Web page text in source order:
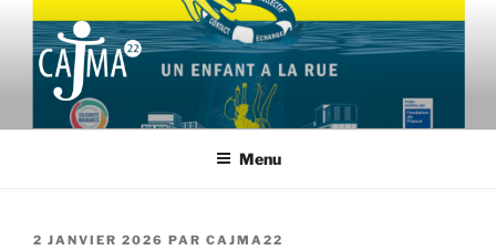
contenu
principal
CAJMA22
Collectif d'Aide aux Jeunes Migrants et leurs Accompagnants des
Menu
PUBLIÉ
2 JANVIER 2026 PAR CAJMA22